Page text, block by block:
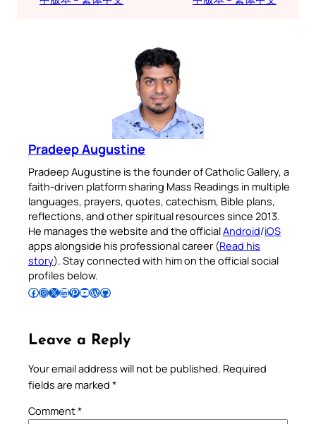
Pradeep Augustine
Pradeep Augustine is the founder of Catholic Gallery, a
faith-driven platform sharing Mass Readings in multiple
languages, prayers, quotes, catechism, Bible plans,
reflections, and other spiritual resources since 2013.
He manages the website and the officialAndroid/iOS
apps alongside his professional career (Read his
story). Stay connected with him on the official social
profiles below.
Follow Pradeep on Facebook Follow Pradeep on InstagramFollow Pradeep on X Follow Pradeep on LinkedIn Follow Pradeep on Pinterest Subscribe to Pradeep’s Youtube Channel Follow Pradeep on WordPress Follow Pradeep on GitHub
Leave a Reply
Your email address will not be published. Required
fields are marked *
Comment*